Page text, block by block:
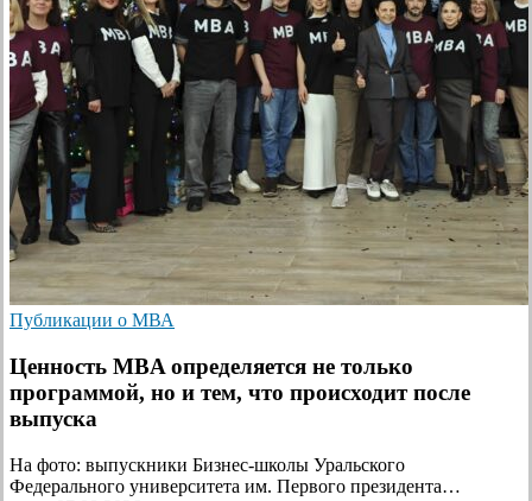
Публикации о МВА
Ценность MBA определяется не только
программой, но и тем, что происходит после
выпуска
На фото: выпускники Бизнес-школы Уральского
Федерального университета им. Первого президента…